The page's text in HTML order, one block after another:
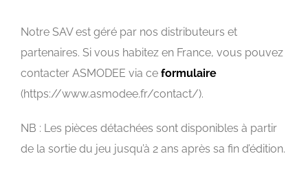
Notre SAV est géré par nos distributeurs et
partenaires. Si vous habitez en France, vous pouvez
contacter ASMODEE via ce formulaire
(https://www.asmodee.fr/contact/).
NB : Les pièces détachées sont disponibles à partir
de la sortie du jeu jusqu’à 2 ans après sa fin d’édition.